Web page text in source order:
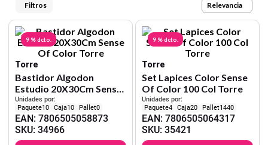
10. lapiz
Relevancia
9 %dcto.
Torre
Bastidor Algodon
Estudio 20X30Cm Sense
Of Color Torre
Unidades por:
10
10 0
EAN:7806505058873
SKU:34966
9 %dcto.
Torre
Set Lapices Color Sense
Of Color 100 Col Torre
Unidades por:
4
20 1440
EAN: 7806505064317
SKU: 35421